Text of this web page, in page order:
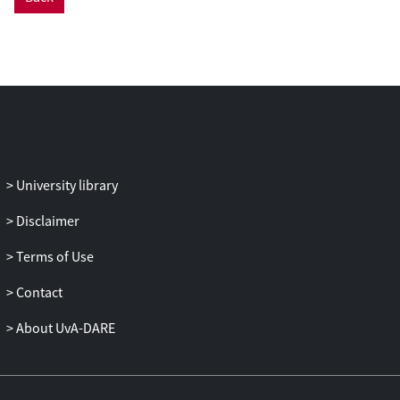
University library
Disclaimer
Terms of Use
Contact
About UvA-DARE